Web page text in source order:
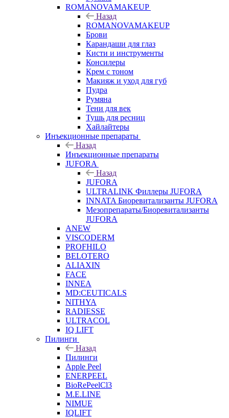
ROMANOVAMAKEUP
Назад
ROMANOVAMAKEUP
Брови
Карандаши для глаз
Кисти и инструменты
Консилеры
Крем с тоном
Макияж и уход для губ
Пудра
Румяна
Тени для век
Тушь для ресниц
Хайлайтеры
Инъекционные препараты
Назад
Инъекционные препараты
JUFORA
Назад
JUFORA
ULTRALINK Филлеры JUFORA
INNATA Биоревитализанты JUFORA
Мезопрепараты/Биоревитализанты
JUFORA
ANEW
VISCODERM
PROFHILO
BELOTERO
ALIAXIN
FACE
INNEA
MD:CEUTICALS
NITHYA
RADIESSE
ULTRACOL
IQ LIFT
Пилинги
Назад
Пилинги
Apple Peel
ENERPEEL
BioRePeelCl3
M.E.LINE
NIMUE
IQLIFT